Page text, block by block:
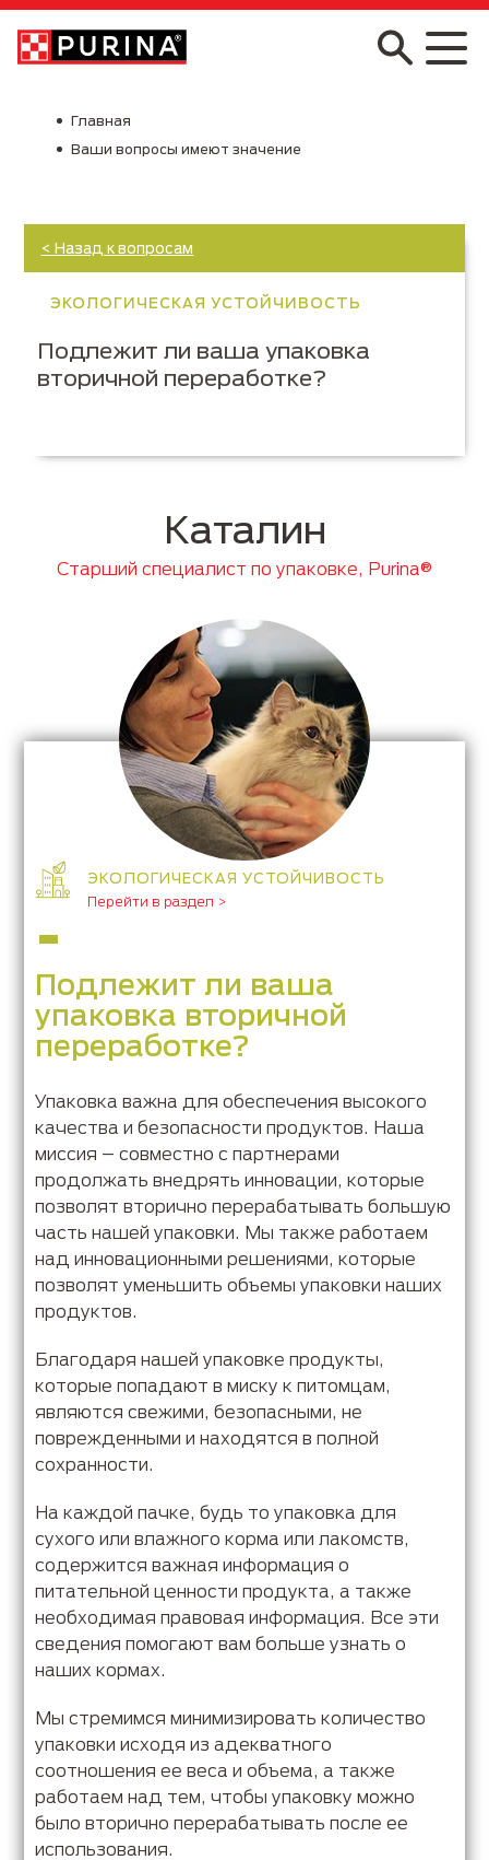
Skip to main content
Главная
Ваши вопросы имеют значение
< Назад к вопросам
ЭКОЛОГИЧЕСКАЯ УСТОЙЧИВОСТЬ
Подлежит ли ваша упаковка
вторичной переработке?
Каталин
Старший специалист по упаковке, Purina®
ЭКОЛОГИЧЕСКАЯ УСТОЙЧИВОСТЬ
Перейти в раздел >
Подлежит ли ваша
упаковка вторичной
переработке?
Упаковка важна для обеспечения высокого
качества и безопасности продуктов. Наша
миссия – совместно с партнерами
продолжать внедрять инновации, которые
позволят вторично перерабатывать большую
часть нашей упаковки. Мы также работаем
над инновационными решениями, которые
позволят уменьшить объемы упаковки наших
продуктов.
Благодаря нашей упаковке продукты,
которые попадают в миску к питомцам,
являются свежими, безопасными, не
поврежденными и находятся в полной
сохранности.
На каждой пачке, будь то упаковка для
сухого или влажного корма или лакомств,
содержится важная информация о
питательной ценности продукта, а также
необходимая правовая информация. Все эти
сведения помогают вам больше узнать о
наших кормах.
Мы стремимся минимизировать количество
упаковки исходя из адекватного
соотношения ее веса и объема, а также
работаем над тем, чтобы упаковку можно
было вторично перерабатывать после ее
использования.